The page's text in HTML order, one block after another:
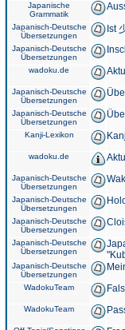
Japanische
Grammatik
Japanisch-Deutsche
Übersetzungen
Ist
Japanisch-Deutsche
Übersetzungen
wadoku.de
Japanisch-Deutsche
Übersetzungen
Japanisch-Deutsche
Übersetzungen
Kanji-Lexikon
wadoku.de
Japanisch-Deutsche
Übersetzungen
Japanisch-Deutsche
Übersetzungen
Japanisch-Deutsche
Übersetzungen
Japanisch-Deutsche
Übersetzungen
Japanisch-Deutsche
Übersetzungen
WadokuTeam
WadokuTeam